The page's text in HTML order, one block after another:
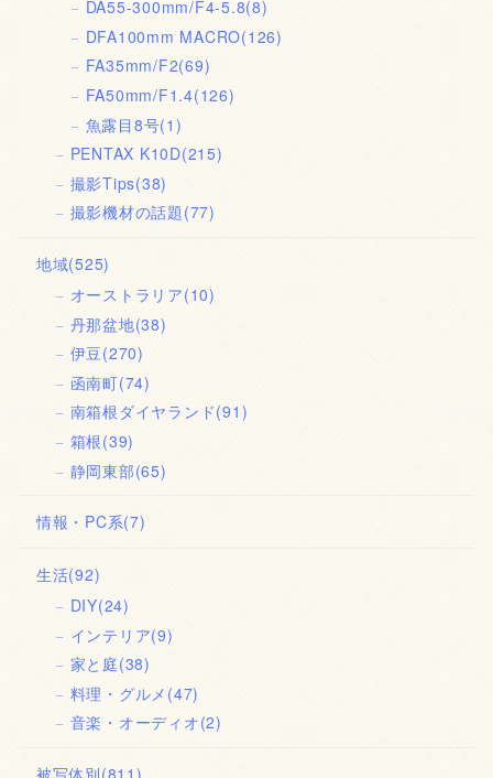
DA55-300mm/F4-5.8(8)
DFA100mm MACRO(126)
FA35mm/F2(69)
FA50mm/F1.4(126)
魚露目8号(1)
PENTAX K10D(215)
撮影Tips(38)
撮影機材の話題(77)
地域(525)
オーストラリア(10)
丹那盆地(38)
伊豆(270)
函南町(74)
南箱根ダイヤランド(91)
箱根(39)
静岡東部(65)
情報・PC系(7)
生活(92)
DIY(24)
インテリア(9)
家と庭(38)
料理・グルメ (47)
音楽・オーディオ(2)